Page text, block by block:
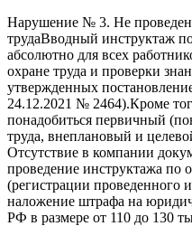
Нарушение № 3. Не
трудаВводный инструктаж по
абсолютно для всех
охране труда и проверки
утвержденных
24.12.2021 № 2464).Кроме
понадобиться первичный
труда, внеплановый и
Отсутствие в компании
проведение инструктажа по
(регистрации проведенного
наложение штрафа на
РФ в размере от 110 до 130